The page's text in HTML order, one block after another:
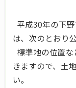
平成30年の下
は、次のとおり
標準地の位置
きますので、土
い。